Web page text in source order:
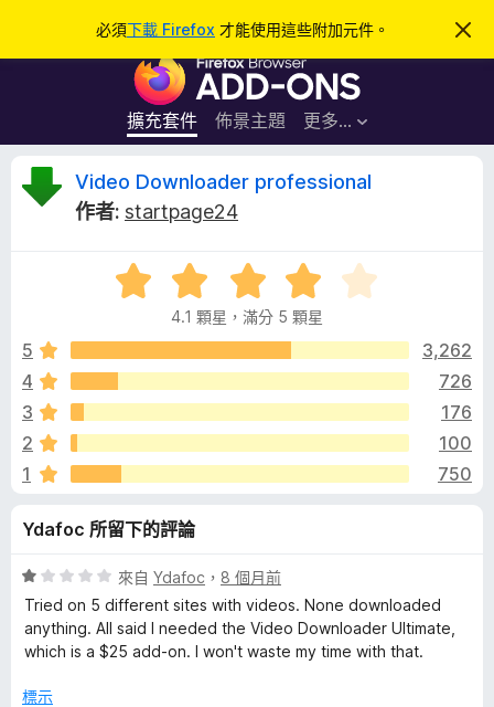
必須下載 Firefox 才能使用這些附加元件。
忽
此
F
r
e
o
覽
器
附
加
件
擴充套件 佈景主題 更多…
登入
V
e
o
D
o
w
n
l
Video Downloader professional
作者: startpage24
評
價
.
分
滿
5
4.1 顆星，滿分 5 顆星
5
3,262
4
726
3
176
2
100
1
750
Ydafoc 所留下的評論
評
價
1
分
滿
來自 Ydafoc ， 8 個月前
Tried on 5 different sites with videos. None downloaded
anything. All said I needed the Video Downloader Ultimate,
which is a $25 add-on. I won't waste my time with that.
標示